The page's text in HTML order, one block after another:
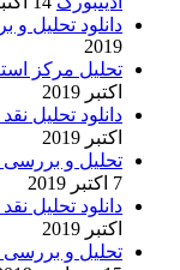
دانلود تحلیل
2019
تحلیل مرکز
اکتبر 2019
دانلود تحلیل
اکتبر 2019
تحلیل و بررسی
7 اکتبر 2019
دانلود تحلیل
اکتبر 2019
تحلیل و